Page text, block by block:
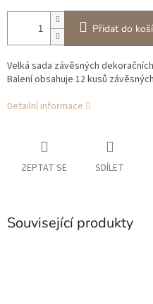
Přidat do
Velká sada závěsných
Balení obsahuje 12 kusů
Detailní informace
ZEPTAT SE SDÍLET
Související produkty